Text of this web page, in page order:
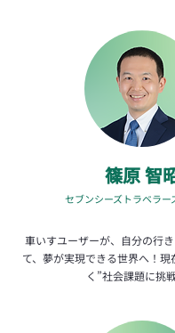
篠原 智
セブンシーズトラベラー
車いすユーザーが、自分の行
て、夢が実現できる世界へ！現
く”社会課題に挑戦